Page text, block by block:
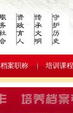
档案职称 培训课程